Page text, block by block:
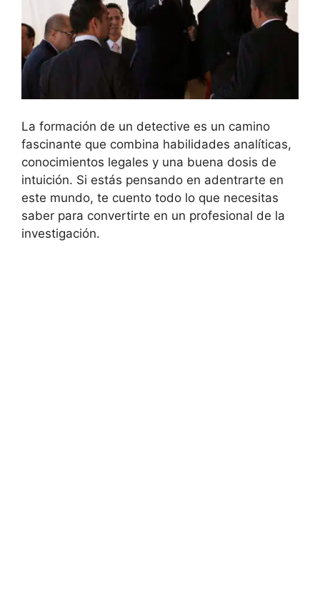
La formación de un detective es un camino
fascinante que combina habilidades analíticas,
conocimientos legales y una buena dosis de
intuición. Si estás pensando en adentrarte en
este mundo, te cuento todo lo que necesitas
saber para convertirte en un profesional de la
investigación.